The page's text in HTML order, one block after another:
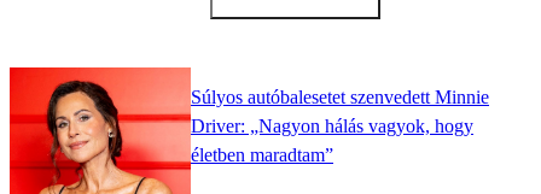
Súlyos autóbalesetet szenvedett Minnie
Driver: „Nagyon hálás vagyok, hogy
életben maradtam”